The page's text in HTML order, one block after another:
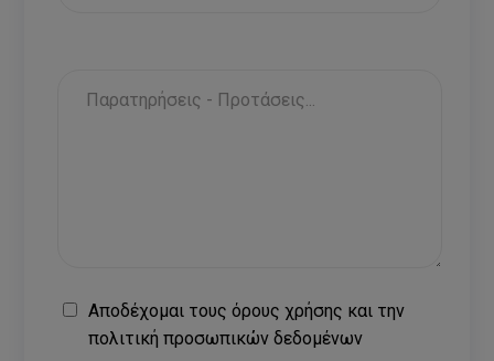
Αποδέχομαι τουςόρους χρήσης και την
πολιτική προσωπικών δεδομένων